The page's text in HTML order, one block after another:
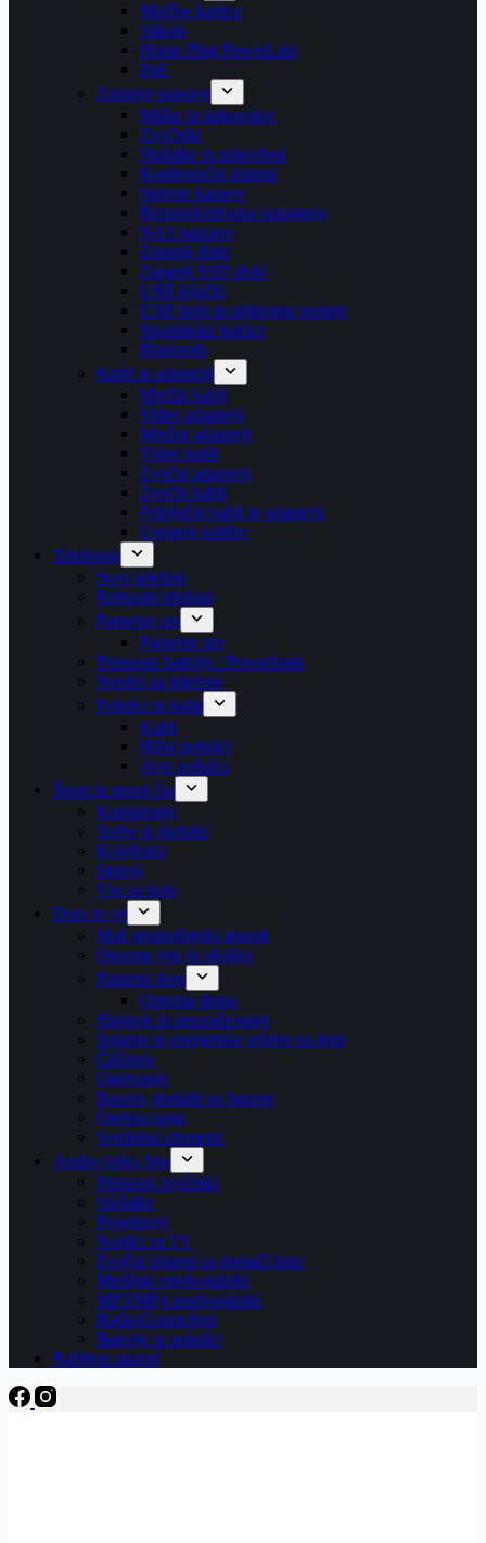
Mrežne kartice
Stikala
Home Plug PowerLine
PoE
Zunanje naprave
Miške in tipkovnice
Zvočniki
Slušalke in mikrofoni
Konferenčni sistemi
Spletne kamere
Brezprekinitvena napajanja
NAS naprave
Zunanji diski
Zunanji SSD diski
USB ključki
USB hubi in priklopne postaje
Spominske kartice
Bluetooth
Kabli in adapterji
Mrežni kabli
Video adapterji
Mrežni adapterji
Video kabli
Zvočni adapterji
Zvočni kabli
Priključni kabli in adapterji
Urejanje kablov
Telefonija
Novi telefoni
Robustni telefoni
Pametne ure
Pametne ure
Prenosne baterije / Powerbank
Nosilci za telefone
Polnilci in kabli
Kabli
Hišni polnilci
Avto polnilci
Šport in prosti čas
Kampiranje
Torbe in dodatki
Kolebnice
Skiroji
Vse za kolo
Dom in vrt
Mali gospodinjski aparati
Oprema vrta in okolice
Pametni dom
Oprema doma
Hlajenje in prezračevanje
Solarne in energetske rešitve za dom
Čiščenje
Ogrevanje
Bazeni, dodatki za bazene
Osebna nega
Svetlobni elementi
Audio-video foto
Prenosni zvočniki
Slušalke
Projektorji
Nosilci za TV
Zvočni sistemi za domači kino
Medijski predvajalniki
MP3/MP4 predvajalniki
Radio/Gramofoni
Baterije in polnilci
Rabljeni aparati